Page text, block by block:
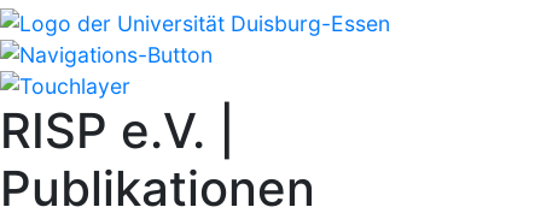
RISP e.V. |
Publikationen